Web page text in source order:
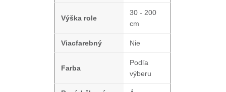
Výška role
30 - 200
cm
Viacfarebný Nie
Farba
Podľa
výberu